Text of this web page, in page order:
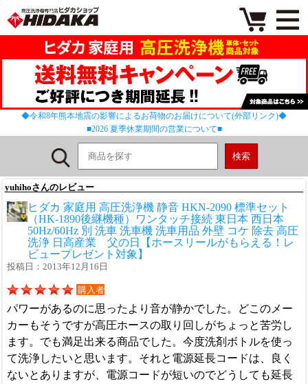
◆令和8年熊本地震の影響によるお荷物のお届けについて(外部リンク)◆
■2026 夏季休業期間の営業について■
yuhihoさんのレビュー
ヒダカ 家庭用 高圧洗浄機 静音 HKN-2090 標準セット
（HK-1890後継機種）ワンタッチ接続 東日本 西日本
50Hz/60Hz 別 洗車 洗車機 洗車用品 外壁 コケ 除去 高圧
洗浄 日高産業 父の日【ホースリールがもらえる！レ
ビュープレゼント対象】
投稿日：2013年12月16日
購入者
パワーがあるのに思ったより音が静かでした。どこのメー
カーもそうですが高圧ホースの取り回しがちょっと苦労し
ます。でも満足出来る商品でした。今度洗剤ボトルを使っ
て洗浄したいと思います。それと電源延長コードは、良く
ないとありますが、電源コードが短いのでどうしても延長